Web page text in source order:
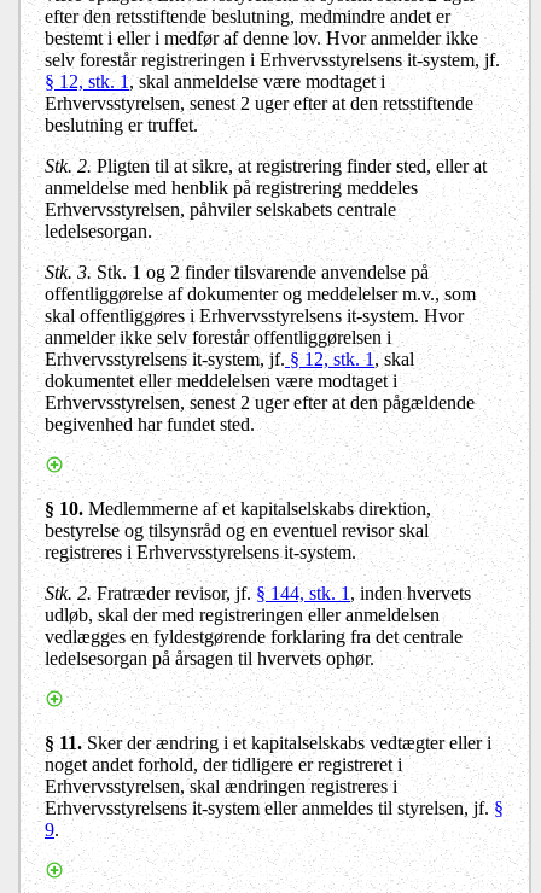
efter den retsstiftende beslutning, medmindre andet er
bestemt i eller i medfør af denne lov. Hvor anmelder ikke
selv forestår registreringen i Erhvervsstyrelsens it-system, jf.
§ 12, stk. 1, skal anmeldelse være modtaget i
Erhvervsstyrelsen, senest 2 uger efter at den retsstiftende
beslutning er truffet.
Stk. 2. Pligten til at sikre, at registrering finder sted, eller at
anmeldelse med henblik på registrering meddeles
Erhvervsstyrelsen, påhviler selskabets centrale
ledelsesorgan.
Stk. 3. Stk. 1 og 2 finder tilsvarende anvendelse på
offentliggørelse af dokumenter og meddelelser m.v., som
skal offentliggøres i Erhvervsstyrelsens it-system. Hvor
anmelder ikke selv forestår offentliggørelsen i
Erhvervsstyrelsens it-system, jf.§ 12, stk. 1, skal
dokumentet eller meddelelsen være modtaget i
Erhvervsstyrelsen, senest 2 uger efter at den pågældende
begivenhed har fundet sted.
§ 10. Medlemmerne af et kapitalselskabs direktion,
bestyrelse og tilsynsråd og en eventuel revisor skal
registreres i Erhvervsstyrelsens it-system.
Stk. 2. Fratræder revisor, jf. § 144, stk. 1 , inden hvervets
udløb, skal der med registreringen eller anmeldelsen
vedlægges en fyldestgørende forklaring fra det centrale
ledelsesorgan på årsagen til hvervets ophør.
§ 11.Sker der ændring i et kapitalselskabs vedtægter eller i
noget andet forhold, der tidligere er registreret i
Erhvervsstyrelsen, skal ændringen registreres i
Erhvervsstyrelsens it-system eller anmeldes til styrelsen, jf.§
9.